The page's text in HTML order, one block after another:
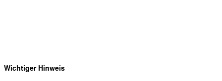
Wichtiger Hinweis